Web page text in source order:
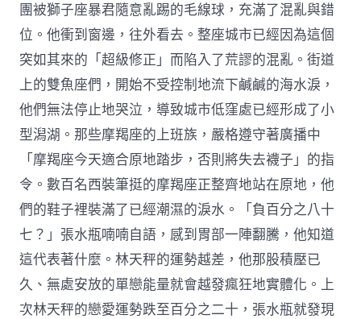
團被獅子座暴君隨意亂踢的毛線球，充滿了混亂與錯
位。他衝到窗邊，往外看去。整座城市已經因為這個
突如其來的「超級修正」而陷入了荒謬的混亂。街道
上的雙魚座們，開始不受控制地流下鹹鹹的海水淚，
他們無法停止地哭泣，導致城市低窪處已經形成了小
型潟湖。那些摩羯座的上班族，嚴格遵守著廣播中
「摩羯座今天適合原地踏步，否則將失去襪子」的指
令。數百名西裝筆挺的摩羯座正整齊地站在原地，他
們的鞋子裡裝滿了已經潮濕的淚水。「負百分之八十
七？」張水瓶喃喃自語，感到胃部一陣翻騰，他知道
這代表著什麼。林天秤的運勢越差，他那股積壓已
久、無處安放的單戀能量就會越發瘋狂地實體化。上
次林天秤的戀愛運勢跌至百分之二十，張水瓶就發現